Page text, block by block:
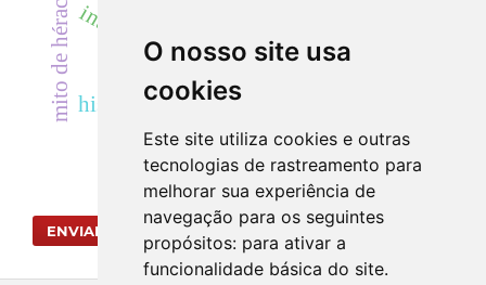
O nosso site usa
cookies
Este site utiliza cookies e outras
tecnologias de rastreamento para
melhorar sua experiência de
navegação para os seguintes
propósitos: para ativar a
funcionalidade básica do site.
intervenção urbana
mito de héracles presentismo
obelisco
historiografia.
atenas
esparta.
ENVIAR SUBMISSÃO